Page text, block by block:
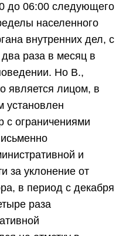
до 06:00 следующего
населенного
внутренних дел, с
раза в месяц в
Но В.,
является лицом, в
установлен
с ограничениями
и
за уклонение от
в период с декабря
раза